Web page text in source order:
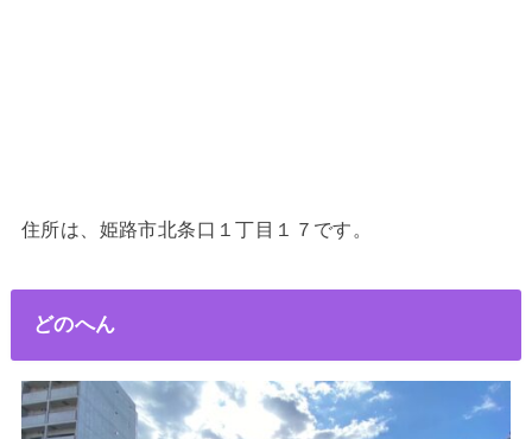
住所は、姫路市北条口１丁目１７です。
どのへん